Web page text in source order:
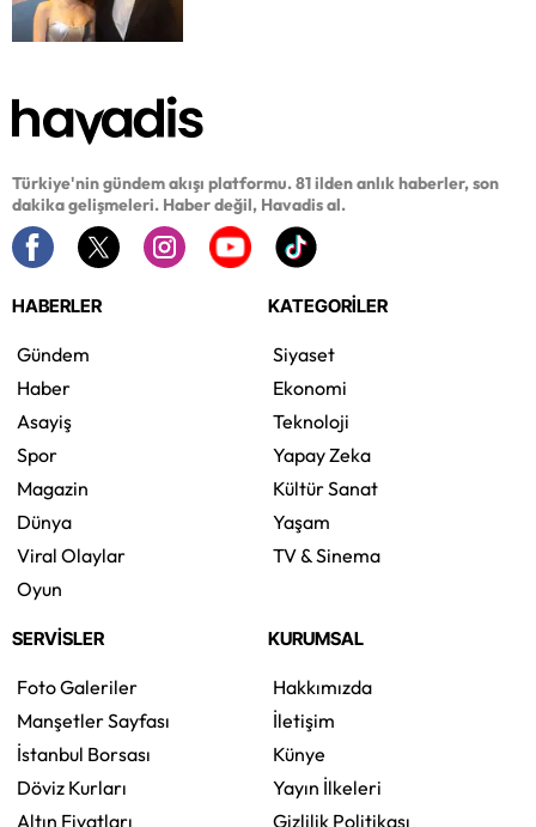
Türkiye'nin gündem akışı platformu. 81 ilden anlık haberler, son
dakika gelişmeleri. Haber değil, Havadis al.
HABERLER
Gündem
Haber
Asayiş
Spor
Magazin
Dünya
Viral Olaylar
Oyun
KATEGORİLER
Siyaset
Ekonomi
Teknoloji
Yapay Zeka
Kültür Sanat
Yaşam
TV & Sinema
SERVİSLER
Foto Galeriler
Manşetler Sayfası
İstanbul Borsası
Döviz Kurları
Altın Fiyatları
KURUMSAL
Hakkımızda
İletişim
Künye
Yayın İlkeleri
Gizlilik Politikası